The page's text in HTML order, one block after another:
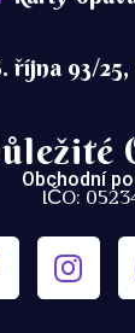
října 93/25,
Obchodní
IČO: